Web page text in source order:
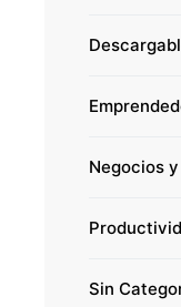
Negocios y
Sin